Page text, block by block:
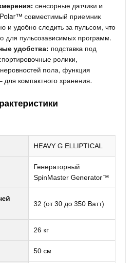
сенсорные датчики и
совместимый приемник
и удобно следить за пульсом, что
для пульсозависимых программ.
удобства: подставка под
ролики,
пола, функция
компактного хранения.
HEAVY G ELLIPTICAL
Генераторный
SpinMaster Generator™
32 (от 30 до 350 Ватт)
26 кг
50 см